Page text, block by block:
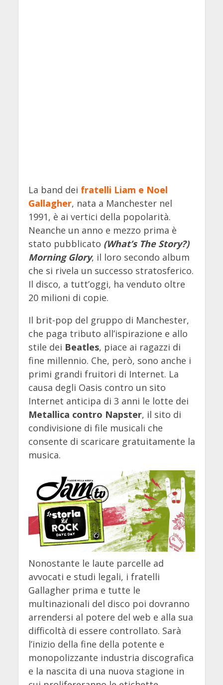
La band dei fratelli Liam e Noel
Gallagher, nata a Manchester nel
1991, è ai vertici della popolarità.
Neanche un anno e mezzo prima è
stato pubblicato (What’s The Story?)
Morning Glory, il loro secondo album
che si rivela un successo stratosferico.
Il disco, a tutt’oggi, ha venduto oltre
20 milioni di copie.
Il brit-pop del gruppo di Manchester,
che paga tributo all’ispirazione e allo
stile dei Beatles, piace ai ragazzi di
fine millennio. Che, però, sono anche i
primi grandi fruitori di Internet. La
causa degli Oasis contro un sito
Internet anticipa di 3 anni le lotte dei
Metallica contro Napster, il sito di
condivisione di file musicali che
consente di scaricare gratuitamente la
musica.
Nonostante le laute parcelle ad
avvocati e studi legali, i fratelli
Gallagher prima e tutte le
multinazionali del disco poi dovranno
arrendersi al potere del web e alla sua
difficoltà di essere controllato. Sarà
l’inizio della fine della potente e
monopolizzante industria discografica
e la nascita di una nuova stagione in